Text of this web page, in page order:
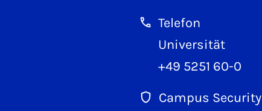
Telefon
Universität
+49 5251 60-0
Campus Security